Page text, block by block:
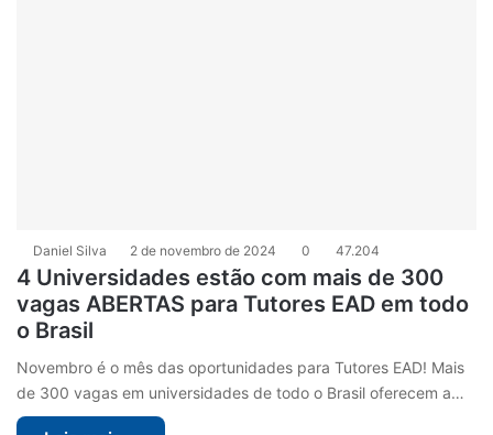
Daniel Silva 2 de novembro de 2024 0 47.204
4 Universidades estão com mais de 300
vagas ABERTAS para Tutores EAD em todo
o Brasil
Novembro é o mês das oportunidades para Tutores EAD! Mais
de 300 vagas em universidades de todo o Brasil oferecem a…